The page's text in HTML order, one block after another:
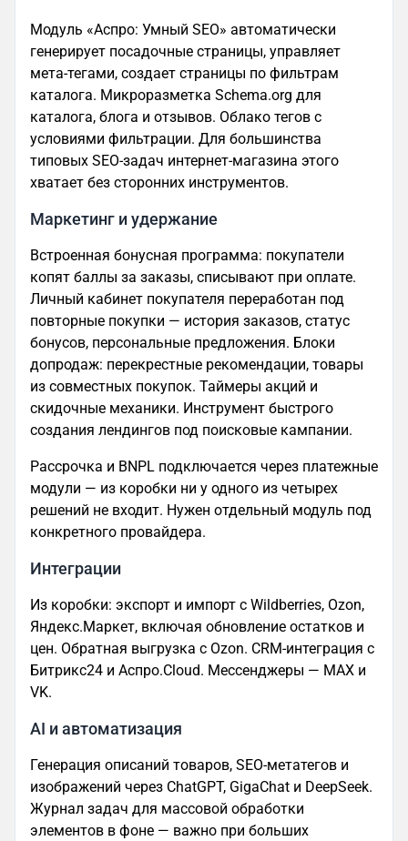
Модуль «Аспро: Умный SEO» автоматически
генерирует посадочные страницы, управляет
мета-тегами, создает страницы по фильтрам
каталога. Микроразметка Schema.org для
каталога, блога и отзывов. Облако тегов с
условиями фильтрации. Для большинства
типовых SEO-задач интернет-магазина этого
хватает без сторонних инструментов.
Маркетинг и удержание
Встроенная бонусная программа: покупатели
копят баллы за заказы, списывают при оплате.
Личный кабинет покупателя переработан под
повторные покупки — история заказов, статус
бонусов, персональные предложения. Блоки
допродаж: перекрестные рекомендации, товары
из совместных покупок. Таймеры акций и
скидочные механики. Инструмент быстрого
создания лендингов под поисковые кампании.
Рассрочка и BNPL подключается через платежные
модули — из коробки ни у одного из четырех
решений не входит. Нужен отдельный модуль под
конкретного провайдера.
Интеграции
Из коробки: экспорт и импорт с Wildberries, Ozon,
Яндекс.Маркет, включая обновление остатков и
цен. Обратная выгрузка с Ozon. CRM-интеграция с
Битрикс24 и Аспро.Cloud. Мессенджеры — MAX и
VK.
AI и автоматизация
Генерация описаний товаров, SEO-метатегов и
изображений через ChatGPT, GigaChat и DeepSeek.
Журнал задач для массовой обработки
элементов в фоне — важно при больших